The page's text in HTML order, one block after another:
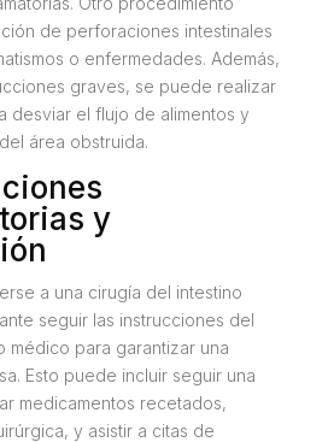
de perforaciones intestinales
o enfermedades. Además,
graves, se puede realizar
desviar el flujo de alimentos y
área obstruida.
y
a una cirugía del intestino
seguir las instrucciones del
médico para garantizar una
Esto puede incluir seguir una
medicamentos recetados,
y asistir a citas de